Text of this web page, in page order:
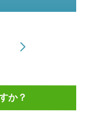
か？